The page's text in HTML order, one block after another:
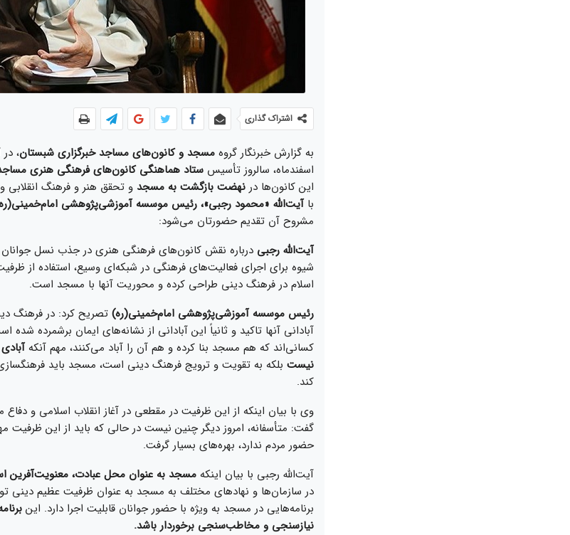
اشتراک گذاری
به گزارش خبرنگار گروهمسجد و کانون‌های مساجد خبرگزاری شبستان،
اسفندماه، سالروز تأسیسستاد هماهنگی کانون‌های فرهنگی هنری
این کانون‌ها درنهضت بازگشت به مسجد و تحقق هنر و فرهنگ انقلابی و
باآیت‌الله «محمود رجبی»، رئیس موسسه آموزشی‌پژوهشی
مشروح آن تقدیم حضورتان می‌شود:
آیت‌الله رجبی درباره نقش کانون‌های فرهنگی هنری در جذب نسل جوانان
شیوه برای اجرای فعالیت‌های فرهنگی در شبکه‌ای وسیع، استفاده از
اسلام در فرهنگ دینی طراحی کرده و محوریت آنها با مسجد است.
رئیس موسسه آموزشی‌پژوهشی امام‌خمینی(ره) تصریح کرد: در فرهنگ
آبادانی آنها تاکید و ثانیاً این آبادانی از نشانه‌های ایمان برشمرده
کسانی‌اند که هم مسجد بنا کرده و هم آن را آباد می‌کنند، مهم آنکه
نیست بلکه به تقویت و ترویج فرهنگ دینی است، مسجد باید فرهنگسازی
کند.
وی با بیان اینکه از این ظرفیت در مقطعی در آغاز انقلاب اسلامی و
گفت: متأسفانه، امروز دیگر چنین نیست در حالی که باید از این ظرفیت
حضور مردم ندارد، بهره‌های بسیار گرفت.
آیت‌الله رجبی با بیان اینکهمسجد به عنوان محل عبادت، معنویت‌آفرین
در سازمان‌ها و نهادهای مختلف به مسجد به عنوان ظرفیت عظیم دینی
برنامه‌هایی در مسجد به ویژه با حضور جوانان قابلیت اجرا دارد. این
نیازسنجی و مخاطب‌سنجی برخوردار باشد.